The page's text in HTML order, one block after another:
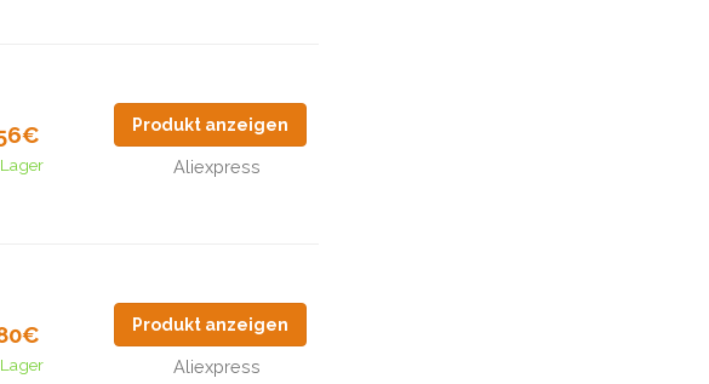
Produkt anzeigen
Aliexpress
Produkt anzeigen
Aliexpress